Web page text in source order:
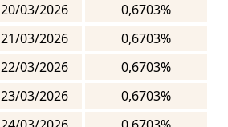
20/03/2026
0,6703%
21/03/2026
0,6703%
22/03/2026
0,6703%
23/03/2026
0,6703%